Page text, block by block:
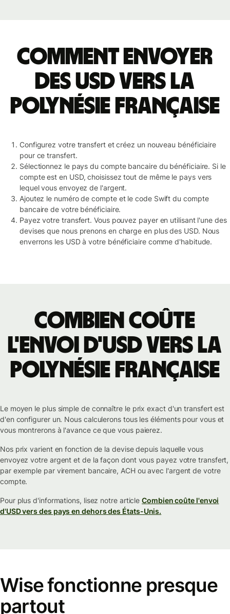
Comment envoyer
des USD vers la
Polynésie française
Configurez votre transfert et créez un nouveau bénéficiaire
pour ce transfert.
Sélectionnez le pays du compte bancaire du bénéficiaire. Si le
compte est en USD, choisissez tout de même le pays vers
lequel vous envoyez de l'argent.
Ajoutez le numéro de compte et le code Swift du compte
bancaire de votre bénéficiaire.
Payez votre transfert. Vous pouvez payer en utilisant l'une des
devises que nous prenons en charge en plus des USD. Nous
enverrons les USD à votre bénéficiaire comme d'habitude.
Combien coûte
l'envoi d'USD vers la
Polynésie française
Le moyen le plus simple de connaître le prix exact d'un transfert est
d'en configurer un. Nous calculerons tous les éléments pour vous et
vous montrerons à l'avance ce que vous paierez.
Nos prix varient en fonction de la devise depuis laquelle vous
envoyez votre argent et de la façon dont vous payez votre transfert,
par exemple par virement bancaire, ACH ou avec l'argent de votre
compte.
Pour plus d'informations, lisez notre articleCombien coûte l'envoi
d'USD vers des pays en dehors des États-Unis.
Wise fonctionne presque
partout